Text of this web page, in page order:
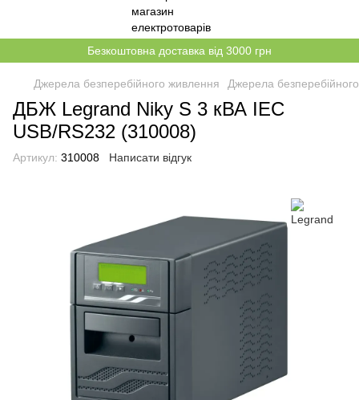
Безкоштовна доставка від 3000 грн
Джерела безперебійного живлення Джерела
ДБЖ Legrand Niky S 3 кВА IEC
USB/RS232 (310008)
Артикул: 310008 Написати відгук